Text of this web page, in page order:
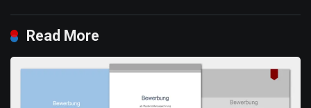
Read More